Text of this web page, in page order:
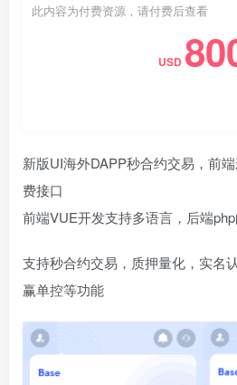
此内容为付费资源，请付费后查看
USD
新版UI海外DAPP秒合约交易，前
费接口
前端VUE开发支持多语言，后端
支持秒合约交易，质押量化，实名
赢单控等功能